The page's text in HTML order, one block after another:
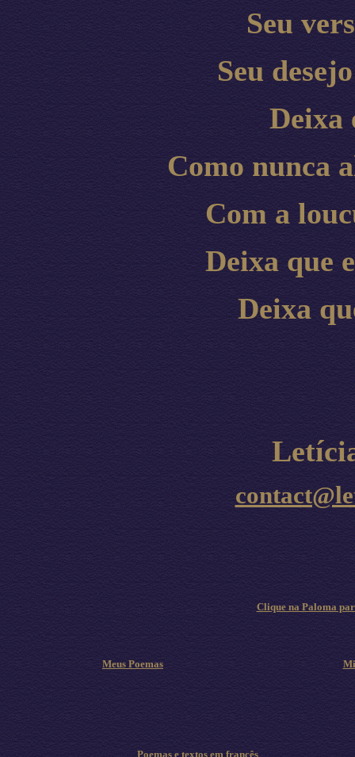
Seu
Seu
Deixa
Como nunca
Com a
Deixa que
Deixa
Clique na Paloma
Meus Poemas
Poemas e textos em francês